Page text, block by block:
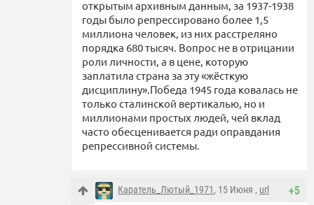
открытым архивным данным, за 1937-1938
годы было репрессировано более 1,5
миллиона человек, из них расстреляно
порядка 680 тысяч. Вопрос не в отрицании
роли личности, а в цене, которую
заплатила страна за эту «жёсткую
дисциплину».Победа 1945 года ковалась не
только сталинской вертикалью, но и
миллионами простых людей, чей вклад
часто обесценивается ради оправдания
репрессивной системы.
+5
Каратель_Лютый_1971, 15 Июня , url